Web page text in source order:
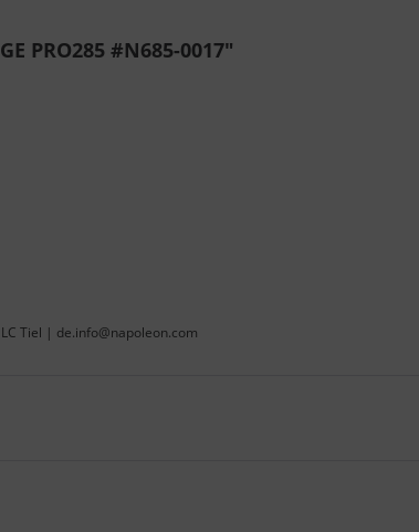
PRO285 #N685-0017"
Tiel | de.info@napoleon.com